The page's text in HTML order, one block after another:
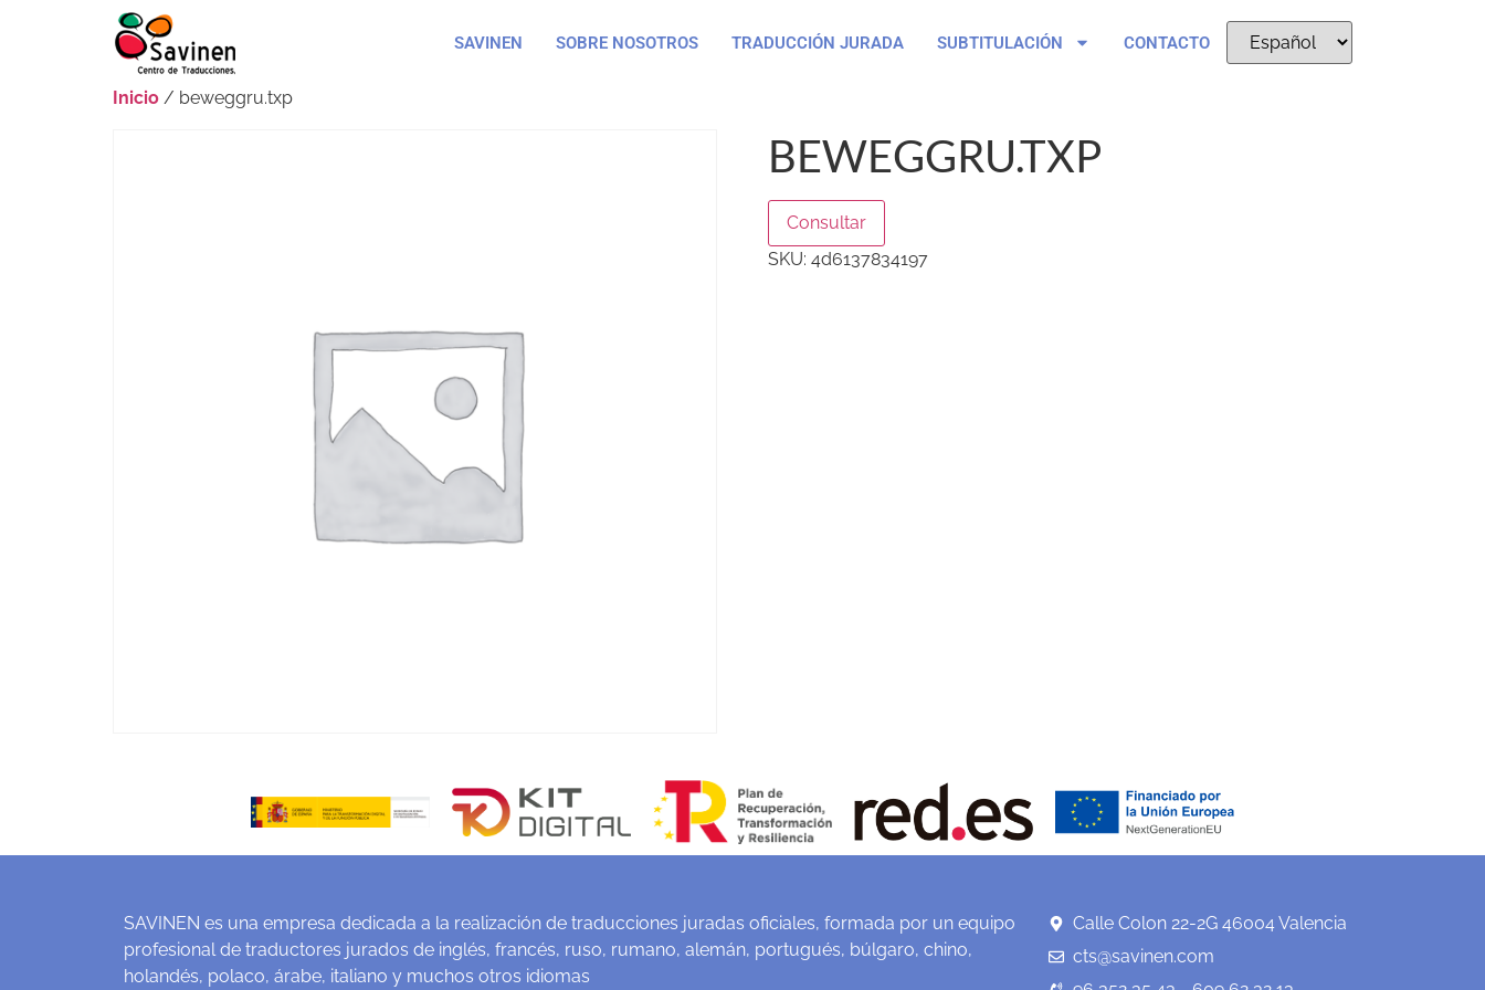
SAVINEN SOBRE NOSOTROS TRADUCCIÓN JURADA SUBTITULACIÓN CONTACTO
Inicio / beweggru.txp
BEWEGGRU.TXP
Consultar
SKU: 4d6137834197
SAVINEN es una empresa dedicada a la realización de traducciones juradas oficiales, formada por un equipo
profesional de traductores jurados de inglés, francés, ruso, rumano, alemán, portugués, búlgaro, chino,
holandés, polaco, árabe, italiano y muchos otros idiomas
Calle Colon 22-2G 46004 Valencia
cts@savinen.com